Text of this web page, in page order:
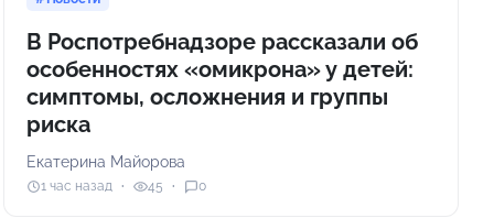
В Роспотребнадзоре рассказали об
особенностях «омикрона» у детей:
симптомы, осложнения и группы
риска
Екатерина Майорова
1 час назад 45 0